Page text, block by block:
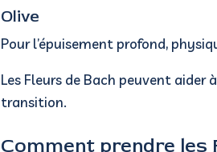
Olive
Pour l’épuisement profond,
Les Fleurs de Bach peuvent
transition.
Comment prendre les